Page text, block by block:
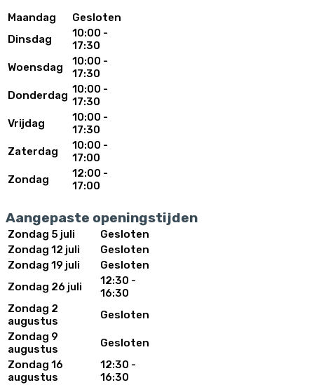
Maandag
Gesloten
Dinsdag
10:00 -
17:30
Woensdag
10:00 -
17:30
Donderdag 10:00 -
17:30
Vrijdag
10:00 -
17:30
Zaterdag
10:00 -
17:00
Zondag
12:00 -
17:00
Aangepaste openingstijden
Zondag 5 juli
Gesloten
Zondag 12 juli
Gesloten
Zondag 19 juli
Gesloten
Zondag 26 juli
12:30 -
16:30
Zondag 2
augustus
Gesloten
Zondag 9
augustus
Gesloten
Zondag 16
augustus
12:30 -
16:30